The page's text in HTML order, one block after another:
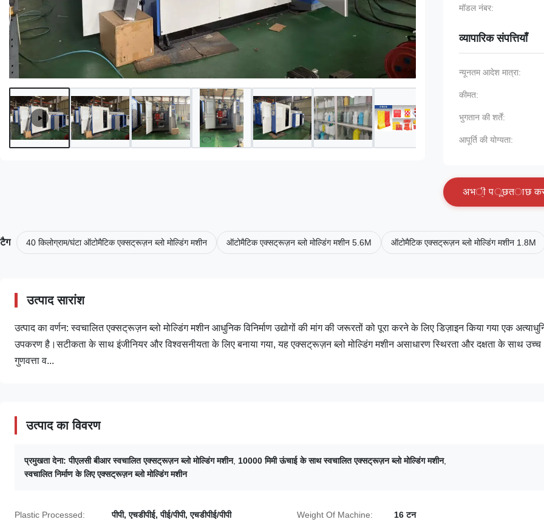
मॉडल नंबर:
व्यापारिक संपत्तियाँ
न्यूनतम आदेश मात्रा:
कीमत:
भुगतान की शर्तें:
आपूर्ति की योग्यता:
अभी पूछताछ क
टैग 40 किलोग्राम/घंटा ऑटोमैटिक एक्सट्रूज़न ब्लो मोल्डिंग मशीन ऑटोमैटिक एक्सट्रूज़न ब्लो मोल्डिंग मशीन 5.6M ऑटोमैटिक एक्सट्रूज़न ब्लो मोल्डिंग मशीन 1.8M
उत्पाद सारांश
उत्पाद का वर्णन: स्वचालित एक्सट्रूज़न ब्लो मोल्डिंग मशीन आधुनिक विनिर्माण उद्योगों की मांग की जरूरतों को पूरा करने के लिए डिज़ाइन किया गया एक
उपकरण है।सटीकता के साथ इंजीनियर और विश्वसनीयता के लिए बनाया गया, यह एक्सट्रूज़न ब्लो मोल्डिंग मशीन असाधारण स्थिरता और दक्षता के साथ उच्च
गुणवत्ता व...
उत्पाद का विवरण
प्रमुखता देना: पीएलसी बीआर स्वचालित एक्सट्रूज़न ब्लो मोल्डिंग मशीन, 10000 मिमी ऊंचाई के साथ स्वचालित एक्सट्रूज़न ब्लो मोल्डिंग मशीन,
स्वचालित निर्माण के लिए एक्सट्रूज़न ब्लो मोल्डिंग मशीन
Plastic Processed: पीपी, एचडीपीई, पीई/पीपी, एचडीपीई/पीपी Weight Of Machine: 16 टन